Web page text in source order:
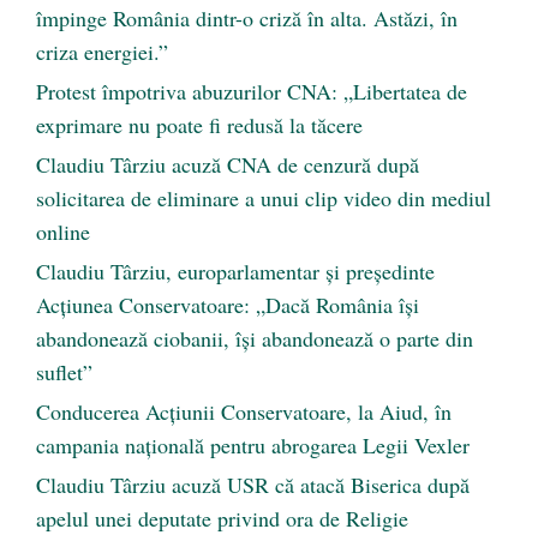
împinge România dintr-o criză în alta. Astăzi, în
criza energiei.”
Protest împotriva abuzurilor CNA: „Libertatea de
exprimare nu poate fi redusă la tăcere
Claudiu Târziu acuză CNA de cenzură după
solicitarea de eliminare a unui clip video din mediul
online
Claudiu Târziu, europarlamentar și președinte
Acțiunea Conservatoare: „Dacă România își
abandonează ciobanii, își abandonează o parte din
suflet”
Conducerea Acțiunii Conservatoare, la Aiud, în
campania națională pentru abrogarea Legii Vexler
Claudiu Târziu acuză USR că atacă Biserica după
apelul unei deputate privind ora de Religie